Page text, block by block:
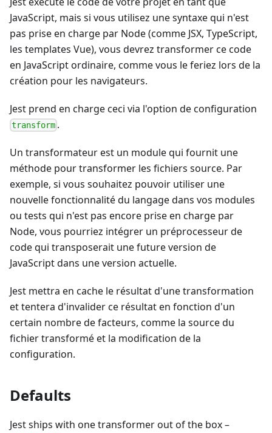
JavaScript, mais si vous utilisez une syntaxe qui n'est
pas prise en charge par Node (comme JSX, TypeScript,
les templates Vue), vous devrez transformer ce code
en JavaScript ordinaire, comme vous le feriez lors de la
création pour les navigateurs.
Jest prend en charge ceci via l'option de configuration
transform .
Un transformateur est un module qui fournit une
méthode pour transformer les fichiers source. Par
exemple, si vous souhaitez pouvoir utiliser une
nouvelle fonctionnalité du langage dans vos modules
ou tests qui n'est pas encore prise en charge par
Node, vous pourriez intégrer un préprocesseur de
code qui transposerait une future version de
JavaScript dans une version actuelle.
Jest mettra en cache le résultat d'une transformation
et tentera d'invalider ce résultat en fonction d'un
certain nombre de facteurs, comme la source du
fichier transformé et la modification de la
configuration.
Defaults
Jest ships with one transformer out of the box–